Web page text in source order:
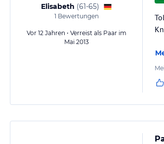
Elisabeth (61-65)
1 Bewertungen
Vor 12 Jahren • Verreist als Paar im
Mai 2013